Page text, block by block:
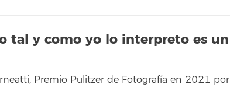
tal y como yo lo interpreto es un
Premio Pulitzer de Fotografía en 2021 por